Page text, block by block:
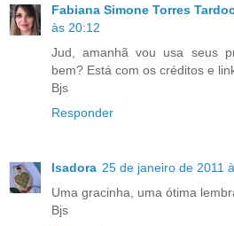
Fabiana Simone Torres
às 20:12
Jud, amanhã vou usa seus
bem? Está com os créditos e
Bjs
Responder
Isadora 25 de janeiro de 2011
Uma gracinha, uma ótima
Bjs